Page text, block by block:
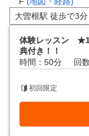
大曽根駅 徒歩で3分
体験レッスン ★1
典付き！！
時間：50分
回
初回限定